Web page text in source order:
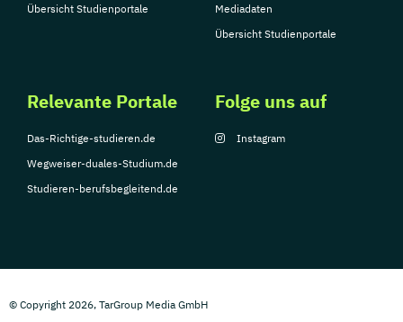
Übersicht Studienportale
Mediadaten
Übersicht Studienportale
Relevante Portale
Das-Richtige-studieren.de
Wegweiser-duales-Studium.de
Studieren-berufsbegleitend.de
Folge uns auf
Instagram
© Copyright 2026, TarGroup Media GmbH